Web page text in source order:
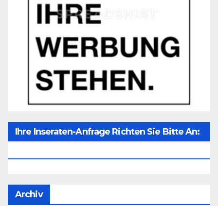
Ihre Inseraten-Anfrage Richten Sie Bitte An:
Archiv